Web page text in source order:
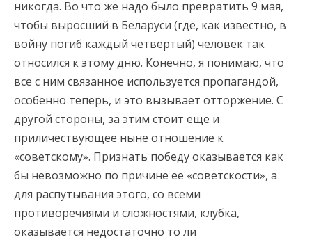
никогда. Во что же надо было превратить 9 мая,
чтобы выросший в Беларуси (где, как известно, в
войну погиб каждый четвертый) человек так
относился к этому дню. Конечно, я понимаю, что
все с ним связанное используется пропагандой,
особенно теперь, и это вызывает отторжение. С
другой стороны, за этим стоит еще и
приличествующее ныне отношение к
«советскому». Признать победу оказывается как
бы невозможно по причине ее «советскости», а
для распутывания этого, со всеми
противоречиями и сложностями, клубка,
оказывается недостаточно то ли